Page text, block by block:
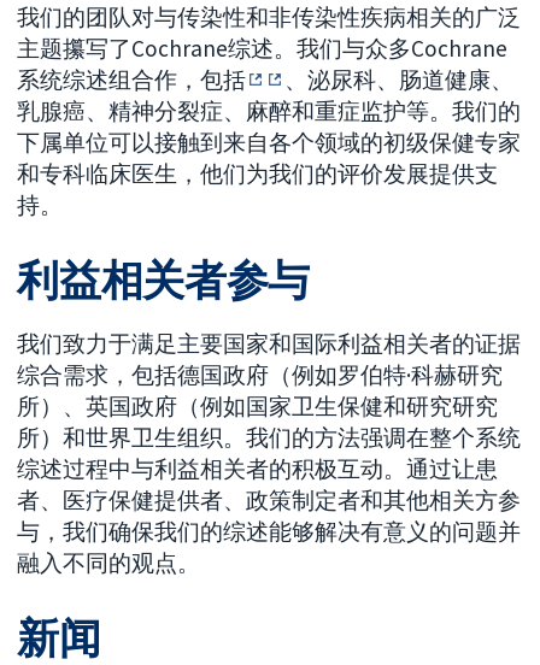
我们的团队对与传染性和非传染性疾病相关的广泛
主题攥写了Cochrane综述。我们与众多Cochrane
系统综述组合作，包括
、泌尿科、肠道健康、
乳腺癌、精神分裂症、麻醉和重症监护等。我们的
下属单位可以接触到来自各个领域的初级保健专家
和专科临床医生，他们为我们的评价发展提供支
持。
利益相关者参与
我们致力于满足主要国家和国际利益相关者的证据
综合需求，包括德国政府（例如罗伯特·科赫研究
所）、英国政府（例如国家卫生保健和研究研究
所）和世界卫生组织。我们的方法强调在整个系统
综述过程中与利益相关者的积极互动。通过让患
者、医疗保健提供者、政策制定者和其他相关方参
与，我们确保我们的综述能够解决有意义的问题并
融入不同的观点。
新闻